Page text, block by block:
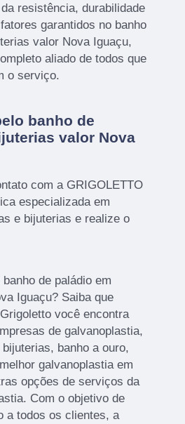
resistência, durabilidade
garantidos no banho
valor Nova Iguaçu,
aliado de todos que
o serviço.
banho de
valor Nova
com a GRIGOLETTO
especializada em
e bijuterias e realize o
de paládio em
Iguaçu? Saiba que
você encontra
de galvanoplastia,
banho a ouro,
galvanoplastia em
opções de serviços da
Com o objetivo de
a todos os clientes, a